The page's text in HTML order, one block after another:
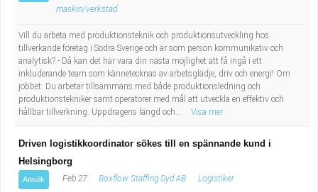
maskin/verkstad
Vill du arbeta med produktionsteknik och produktionsutveckling hos
tillverkande företag i Södra Sverige och är som person kommunikativ och
analytisk? - Då kan det här vara din nästa möjlighet att få ingå i ett
inkluderande team som kännetecknas av arbetsglädje, driv och energi! Om
jobbet: Du arbetar tillsammans med både produktionsledning och
produktionstekniker samt operatörer med mål att utveckla en effektiv och
hållbar tillverkning. Uppdragens längd och...
Visa mer
Driven logistikkoordinator sökes till en spännande kund i
Helsingborg
Ansök Feb 27 Boxflow Staffing Syd AB Logistiker